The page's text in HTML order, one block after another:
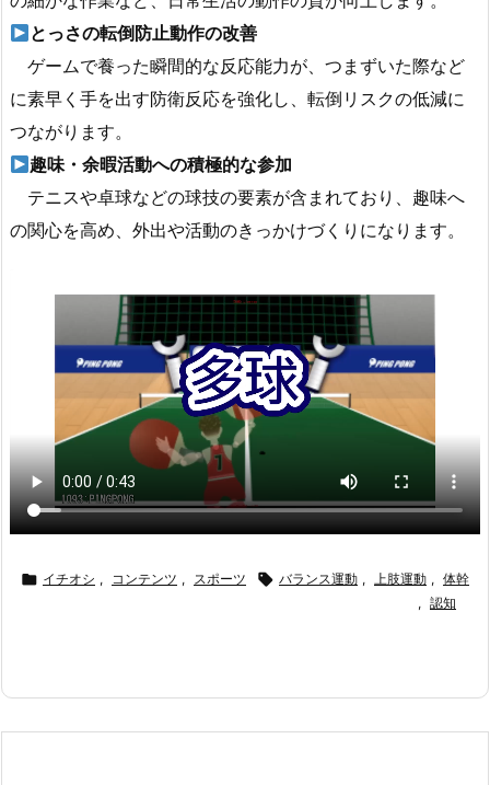
とっさの転倒防止動作の改善
ゲームで養った瞬間的な反応能力が、つまずいた際など
に素早く手を出す防衛反応を強化し、転倒リスクの低減に
つながります。
趣味・余暇活動への積極的な参加
テニスや卓球などの球技の要素が含まれており、趣味へ
の関心を高め、外出や活動のきっかけづくりになります。
 イチオシ , コンテンツ , スポーツ  バランス運動 , 上肢運動 , 体幹
, 認知